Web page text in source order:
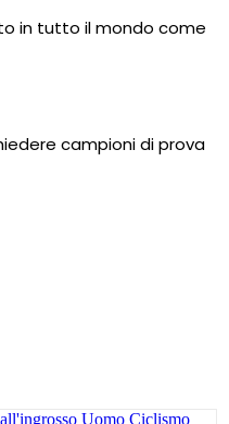
in tutto il mondo come
campioni di prova